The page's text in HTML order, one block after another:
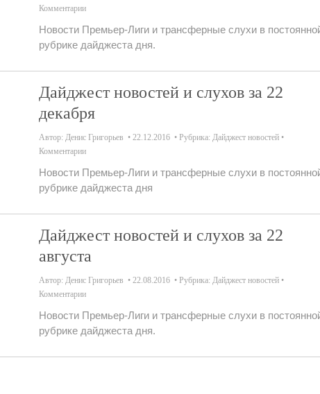
Комментарии
Новости Премьер-Лиги и трансферные слухи в
рубрике дайджеста дня.
Дайджест новостей и слухов за 22
декабря
Автор: Денис Григорьев 22.12.2016 Рубрика: Дайджест новостей
Комментарии
Новости Премьер-Лиги и трансферные слухи в
рубрике дайджеста дня
Дайджест новостей и слухов за 22
августа
Автор: Денис Григорьев 22.08.2016 Рубрика: Дайджест новостей
Комментарии
Новости Премьер-Лиги и трансферные слухи в
рубрике дайджеста дня.